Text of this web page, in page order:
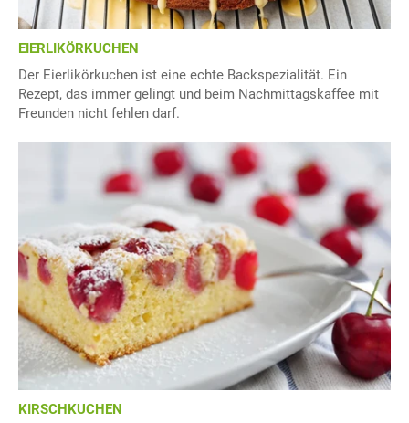
EIERLIKÖRKUCHEN
Der Eierlikörkuchen ist eine echte Backspezialität. Ein
Rezept, das immer gelingt und beim Nachmittagskaffee mit
Freunden nicht fehlen darf.
KIRSCHKUCHEN